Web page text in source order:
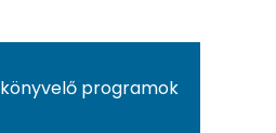
könyvelő programok